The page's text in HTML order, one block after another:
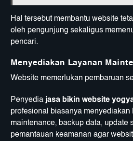
Hal tersebut membantu website
oleh pengunjung sekaligus
pencari.
Menyediakan Layanan
Website memerlukan pembaruan
Penyedia jasa bikin website
profesional biasanya menyediakan
maintenance, backup data, update
pemantauan keamanan agar